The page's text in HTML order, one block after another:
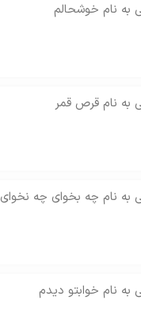
به نام خوشحالم
به نام قرص قمر
به نام چه بخوای چه نخوای
به نام خوابتو دیدم